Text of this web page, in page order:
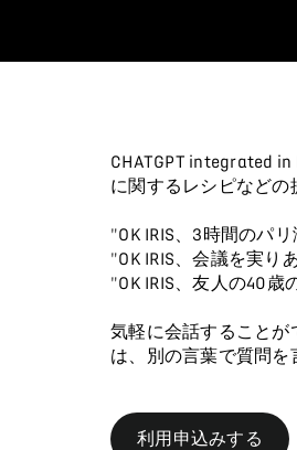
CHATGPT integrated
に関するレシピなどの
"OK IRIS、3時間のパ
"OK IRIS、会議を実り
"OK IRIS、友人の40
気軽に会話することが
は、別の言葉で質問を
利用申込みする